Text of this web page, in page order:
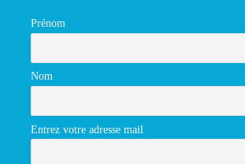
Prénom
Nom
Entrez votre adresse mail